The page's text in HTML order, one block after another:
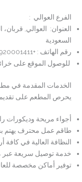
الفرع العوالي :
السعودية
رقم الهاتف : +966920001411
للوصول الموقع على
الخدمات المقدمة في
يحرص المطعم على
أجواء مريحة وديكورات
طاقم عمل محترف يهتم
النظافة العالية في كافة
خدمة توصيل سريعة عبر
توفير أماكن مخصصة